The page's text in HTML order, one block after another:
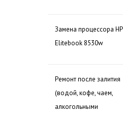
Замена процессора HP
Elitebook 8530w
Ремонт после залития
(водой, кофе, чаем,
алкогольными